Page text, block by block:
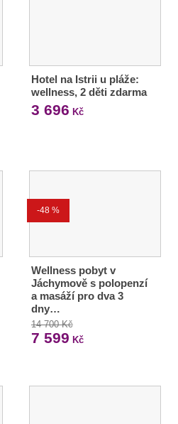
Hotel na Istrii u pláže:
wellness, 2 děti zdarma
3 696 Kč
-48 %
Wellness pobyt v
Jáchymově s polopenzí
a masáží pro dva 3
dny…
14 700 Kč
7 599 Kč